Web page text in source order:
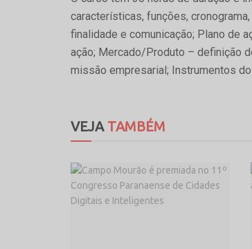
características, funções,
finalidade e comunicação; Plano de
ação; Mercado/Produto – definição
missão empresarial; Instrumentos
VEJATAMBÉM